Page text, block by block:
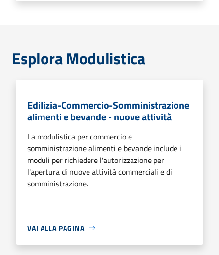
Esplora Modulistica
Edilizia-Commercio-Somministrazione
alimenti e bevande - nuove attività
La modulistica per commercio e
somministrazione alimenti e bevande include i
moduli per richiedere l'autorizzazione per
l'apertura di nuove attività commerciali e di
somministrazione.
VAI ALLA PAGINA